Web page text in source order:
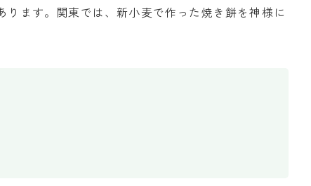
ります。関東では、新小麦で作った焼き餅を神様に